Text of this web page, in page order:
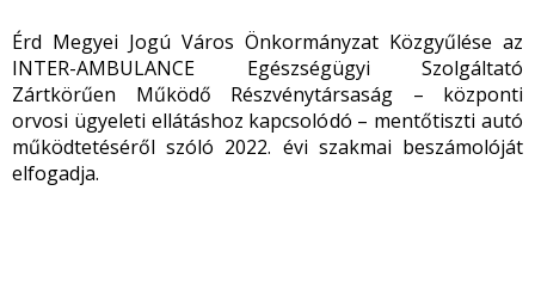
Érd Megyei Jogú Város Önkormányzat Közgyűlése az
INTER-AMBULANCE Egészségügyi Szolgáltató
Zártkörűen Működő Részvénytársaság – központi
orvosi ügyeleti ellátáshoz kapcsolódó – mentőtiszti autó
működtetéséről szóló 2022. évi szakmai beszámolóját
elfogadja.